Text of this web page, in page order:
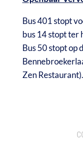
Bus 401 stopt
bus 14 stopt ter
Bus 50 stopt op
Zen Restaurant).